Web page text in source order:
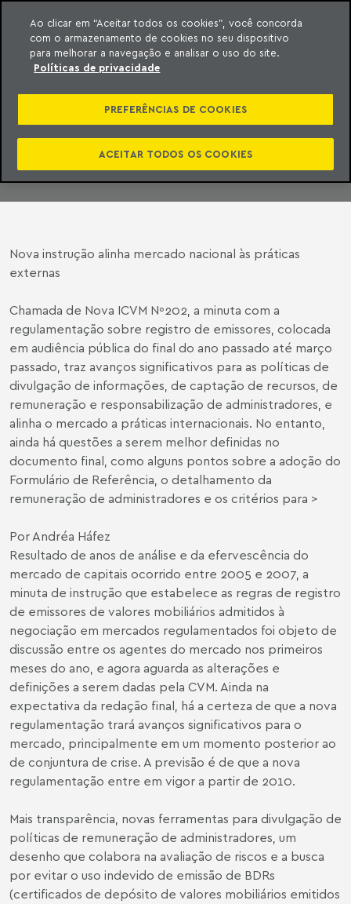
o conteúdo
Machado Meyer
CONSOLIDAÇÃO
09 de junho de 2009
Nova instrução alinha mercado nacional às práticas
externas
Chamada de Nova ICVM Nº202, a minuta com a
regulamentação sobre registro de emissores, colocada
em audiência pública do final do ano passado até março
passado, traz avanços significativos para as políticas de
divulgação de informações, de captação de recursos, de
remuneração e responsabilização de administradores, e
alinha o mercado a práticas internacionais. No entanto,
ainda há questões a serem melhor definidas no
documento final, como alguns pontos sobre a adoção do
Formulário de Referência, o detalhamento da
remuneração de administradores e os critérios para >
Por Andréa Háfez
Resultado de anos de análise e da efervescência do
mercado de capitais ocorrido entre 2005 e 2007, a
minuta de instrução que estabelece as regras de registro
de emissores de valores mobiliários admitidos à
negociação em mercados regulamentados foi objeto de
discussão entre os agentes do mercado nos primeiros
meses do ano, e agora aguarda as alterações e
definições a serem dadas pela CVM. Ainda na
expectativa da redação final, há a certeza de que a nova
regulamentação trará avanços significativos para o
mercado, principalmente em um momento posterior ao
de conjuntura de crise. A previsão é de que a nova
regulamentação entre em vigor a partir de 2010.
Mais transparência, novas ferramentas para divulgação de
políticas de remuneração de administradores, um
desenho que colabora na avaliação de riscos e a busca
por evitar o uso indevido de emissão de BDRs
(certificados de depósito de valores mobiliários emitidos
Ao clicar em “Aceitar todos os cookies”, você concorda
com o armazenamento de cookies no seu dispositivo
para melhorar a navegação e analisar o uso do site.
Políticas de privacidade
PREFERÊNCIAS DE COOKIES
ACEITAR TODOS OS COOKIES